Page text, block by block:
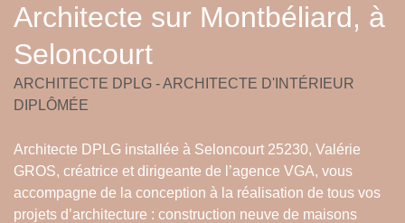
Architecte sur Montbéliard, à
Seloncourt
ARCHITECTE DPLG - ARCHITECTE D'INTÉRIEUR
DIPLÔMÉE
Architecte DPLG installée à Seloncourt 25230, Valérie
GROS, créatrice et dirigeante de l’agence VGA, vous
accompagne de la conception à la réalisation de tous vos
projets d’architecture : construction neuve de maisons